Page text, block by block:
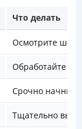
Что делать
Осмотрите
Обработайте
Срочно
Тщательно